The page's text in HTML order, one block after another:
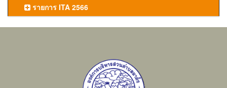
รายการ ITA 2566